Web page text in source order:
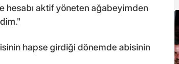
hesabı aktif yöneten ağabeyimden
hapse girdiği dönemde abisinin